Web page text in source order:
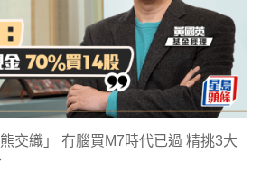
交織」 冇腦買M7時代已過 精挑3大